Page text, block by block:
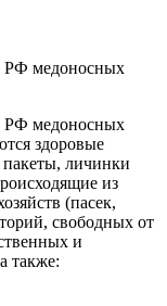
РФ медоносных
РФ медоносных
здоровые
личинки
из
(пасек,
свободных от
и
также: